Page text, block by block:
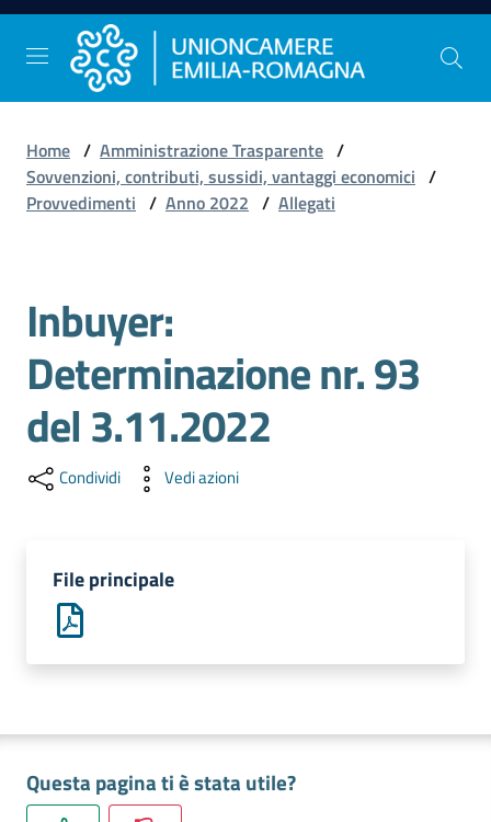
Vai al contenuto
Vai alla navigazione
Vai al footer
Comunicazione
e
Studi
e
Statistica
al
Promozione
Internazionalizzazione
Imprese
Home / Amministrazione Trasparente /
Sovvenzioni, contributi, sussidi, vantaggi economici /
Provvedimenti / Anno 2022 / Allegati
Inbuyer:
Determinazione nr. 93
del 3.11.2022
Condividi Vedi azioni
File principale
Questa pagina ti è stata utile?